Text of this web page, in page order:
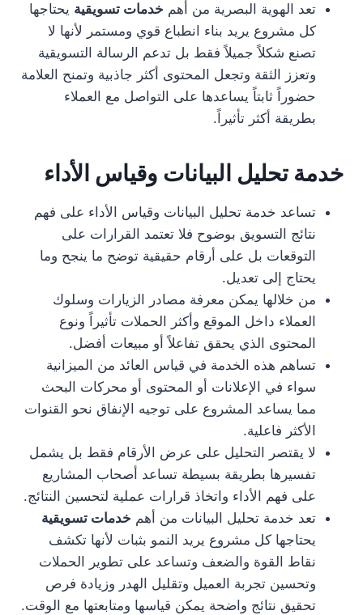
تعد الهوية البصرية من أهم خدمات تسويقية يحتاجها
كل مشروع يريد بناء انطباع قوي ومستمر لأنها لا
تصنع شكلاً جميلاً فقط بل تدعم الرسالة التسويقية
وتعزز الثقة وتجعل المحتوى أكثر جاذبية وتمنح العلامة
حضوراً ثابتاً يساعدها على التواصل مع العملاء
بطريقة أكثر تأثيراً.
خدمة تحليل البيانات وقياس الأداء
تساعد خدمة تحليل البيانات وقياس الأداء على فهم
نتائج التسويق بوضوح فلا تعتمد القرارات على
التوقعات بل على أرقام حقيقية توضح ما ينجح وما
يحتاج إلى تعديل.
من خلالها يمكن معرفة مصادر الزيارات وسلوك
العملاء داخل الموقع وأكثر الحملات تأثيراً ونوع
المحتوى الذي يحقق تفاعلاً أو مبيعات أفضل.
تساهم هذه الخدمة في قياس العائد من الميزانية
سواء في الإعلانات أو المحتوى أو محركات البحث
مما يساعد المشروع على توجيه الإنفاق نحو القنوات
الأكثر فاعلية.
لا يقتصر التحليل على عرض الأرقام فقط بل يشمل
تفسيرها بطريقة بسيطة تساعد أصحاب المشاريع
على فهم الأداء واتخاذ قرارات عملية لتحسين النتائج.
تعد خدمة تحليل البيانات من أهم خدمات تسويقية
يحتاجها كل مشروع يريد النمو بثبات لأنها تكشف
نقاط القوة والضعف وتساعد على تطوير الحملات
وتحسين تجربة العميل وتقليل الهدر وزيادة فرص
تحقيق نتائج واضحة يمكن قياسها ومتابعتها مع الوقت.